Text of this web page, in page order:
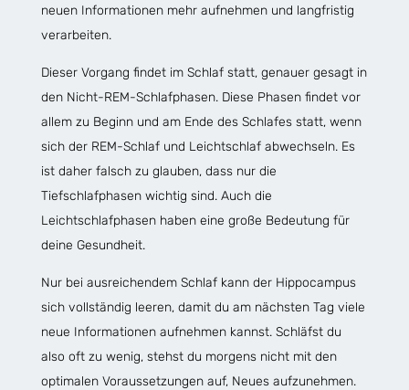
neuen Informationen mehr aufnehmen und langfristig
verarbeiten.
Dieser Vorgang findet im Schlaf statt, genauer gesagt in
den Nicht-REM-Schlafphasen. Diese Phasen findet vor
allem zu Beginn und am Ende des Schlafes statt, wenn
sich der REM-Schlaf und Leichtschlaf abwechseln. Es
ist daher falsch zu glauben, dass nur die
Tiefschlafphasen wichtig sind. Auch die
Leichtschlafphasen haben eine große Bedeutung für
deine Gesundheit.
Nur bei ausreichendem Schlaf kann der Hippocampus
sich vollständig leeren, damit du am nächsten Tag viele
neue Informationen aufnehmen kannst. Schläfst du
also oft zu wenig, stehst du morgens nicht mit den
optimalen Voraussetzungen auf, Neues aufzunehmen.